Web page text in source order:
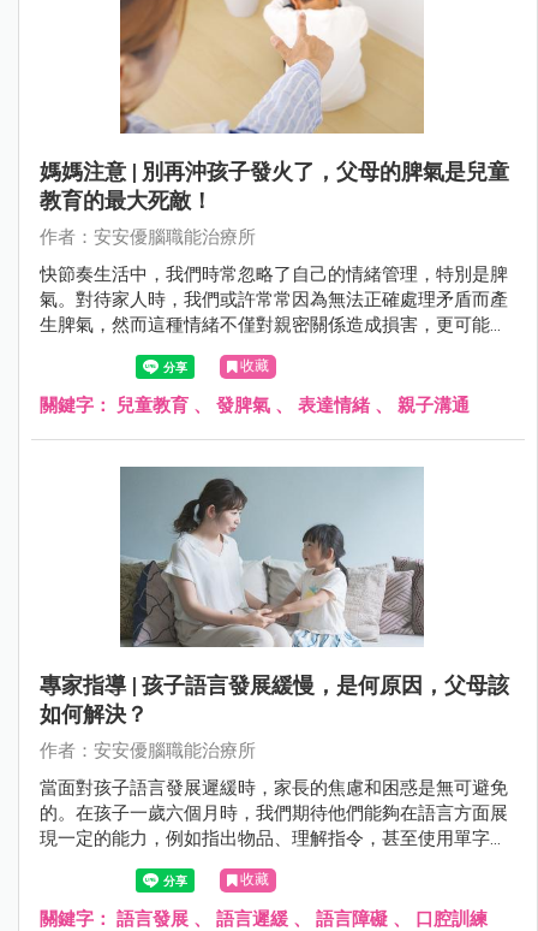
媽媽注意 | 別再沖孩子發火了，父母的脾氣是兒童
教育的最大死敵！
作者：安安優腦職能治療所
快節奏生活中，我們時常忽略了自己的情緒管理，特別是脾
氣。對待家人時，我們或許常常因為無法正確處理矛盾而產
生脾氣，然而這種情緒不僅對親密關係造成損害，更可能深
遠地影響到孩子的成長。透過溝通、真實面對情緒以及表達
情感的方式，可幫助建立更健康、穩定且和諧的家庭關係。
收藏
關鍵字： 兒童教育 、 發脾氣 、 表達情緒 、 親子溝通
專家指導 | 孩子語言發展緩慢，是何原因，父母該
如何解決？
作者：安安優腦職能治療所
當面對孩子語言發展遲緩時，家長的焦慮和困惑是無可避免
的。在孩子一歲六個月時，我們期待他們能夠在語言方面展
現一定的能力，例如指出物品、理解指令，甚至使用單字表
達需求。然而，若孩子未達到這些里程碑，家長往往會感到
困惑，擔心孩子的未來發展。
收藏
關鍵字： 語言發展 、 語言遲緩 、 語言障礙 、 口腔訓練